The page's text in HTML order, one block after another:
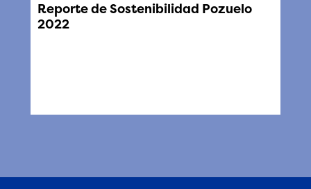
Reporte de Sostenibilidad Pozuelo
2022